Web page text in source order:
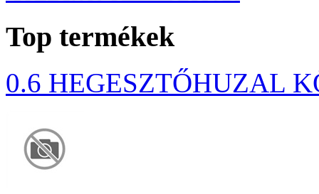
Top termékek
0.6 HEGESZTŐHUZAL